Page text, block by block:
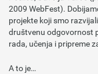
2009 WebFest).
projekte koji smo
društvenu odgovornost
rada, učenja i pripreme
A to je…